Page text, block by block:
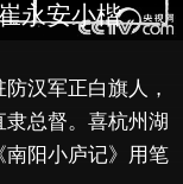
永安小楷
汉军正白旗人，
总督。喜杭州湖
南阳小庐记》用笔